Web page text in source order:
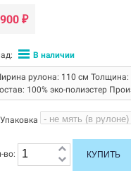
900 ₽
В наличии
рулона: 110 см
100% эко-полиэстер
Упаковка
во: